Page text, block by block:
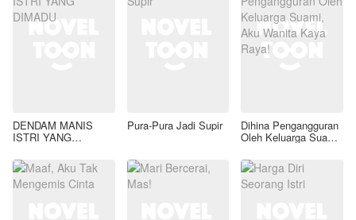
DENDAM MANIS
ISTRI YANG
Pura-Pura Jadi Supir Dihina Pengangguran
Oleh Keluarga Suami,
Raya!